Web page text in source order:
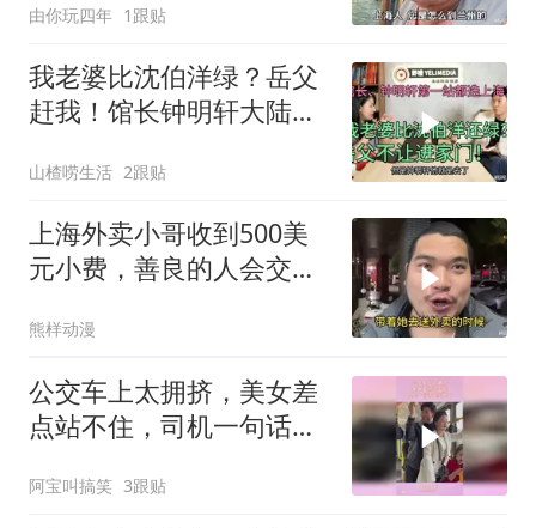
由你玩四年 1跟贴
我老婆比沈伯洋绿？岳父
赶我！馆长钟明轩大陆第
山楂唠生活 2跟贴
上海外卖小哥收到500美
元小费，善良的人会交好
熊样动漫
公交车上太拥挤，美女差
点站不住，司机一句话瞬
阿宝叫搞笑 3跟贴